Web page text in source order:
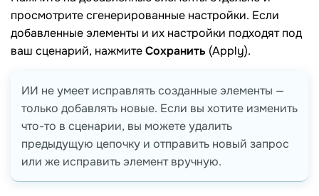
просмотрите сгенерированные настройки. Если
добавленные элементы и их настройки подходят под
ваш сценарий, нажмитеСохранить (Apply).
ИИ не умеет исправлять созданные элементы —
только добавлять новые. Если вы хотите изменить
что-то в сценарии, вы можете удалить
предыдущую цепочку и отправить новый запрос
или же исправить элемент вручную.